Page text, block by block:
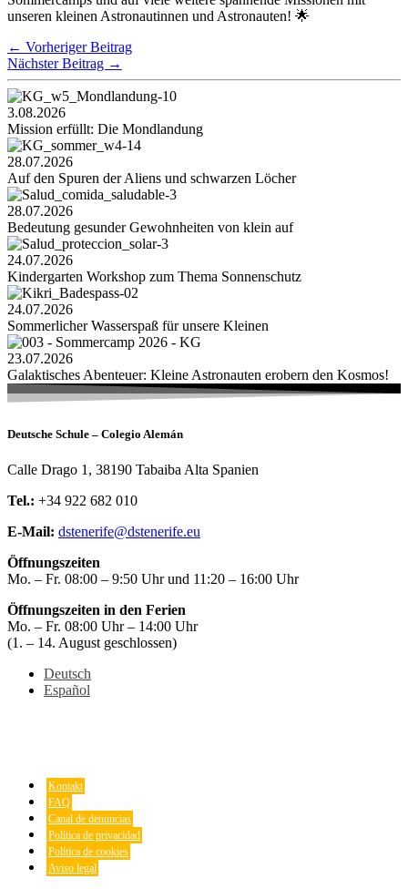
unseren kleinen Astronautinnen und Astronauten! 🌟
← Vorheriger Beitrag
Nächster Beitrag →
3.08.2026
Mission erfüllt: Die Mondlandung
28.07.2026
Auf den Spuren der Aliens und schwarzen Löcher
28.07.2026
Bedeutung gesunder Gewohnheiten von klein auf
24.07.2026
Kindergarten Workshop zum Thema Sonnenschutz
24.07.2026
Sommerlicher Wasserspaß für unsere Kleinen
23.07.2026
Galaktisches Abenteuer: Kleine Astronauten erobern den Kosmos!
Deutsche Schule – Colegio Alemán
Calle Drago 1, 38190 Tabaiba Alta Spanien
Tel.: +34 922 682 010
E-Mail: dstenerife@dstenerife.eu
Öffnungszeiten
Mo. – Fr. 08:00 – 9:50 Uhr und 11:20 – 16:00 Uhr
Öffnungszeiten in den Ferien
Mo. – Fr. 08:00 Uhr – 14:00 Uhr
(1. – 14. August geschlossen)
Deutsch
Español
Kontakt
FAQ
Canal de denuncias
Política de privacidad
Política de cookies
Aviso legal